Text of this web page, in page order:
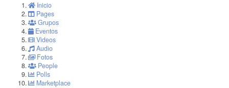
Inicio
Pages
Grupos
Eventos
Videos
Audio
Fotos
People
Polls
Marketplace